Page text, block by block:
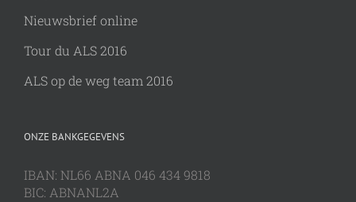
Nieuwsbrief online
Tour du ALS 2016
ALS op de weg team 2016
ONZE BANKGEGEVENS
IBAN: NL66 ABNA 046 434 9818
BIC: ABNANL2A